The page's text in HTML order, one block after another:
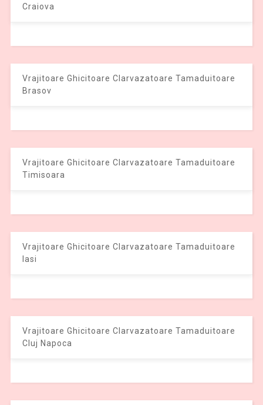
Craiova
Vrajitoare Ghicitoare Clarvazatoare Tamaduitoare
Brasov
Vrajitoare Ghicitoare Clarvazatoare Tamaduitoare
Timisoara
Vrajitoare Ghicitoare Clarvazatoare Tamaduitoare
Iasi
Vrajitoare Ghicitoare Clarvazatoare Tamaduitoare
Cluj Napoca